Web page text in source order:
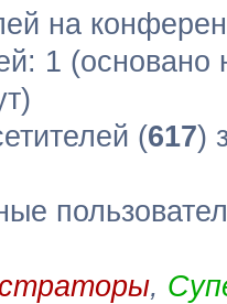
на
1 (основано
(617)
,